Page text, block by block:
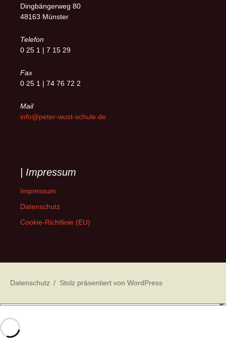
Dingbängerweg 80
48163 Münster
Telefon
0 25 1 | 7 15 29
Fax
0 25 1 | 74 76 72 2
Mail
info@peter-wust-schule.de
| Impressum
Impressum
Datenschutz
Cookie-Richtlinie (EU)
Datenschutz Stolz präsentiert von WordPress